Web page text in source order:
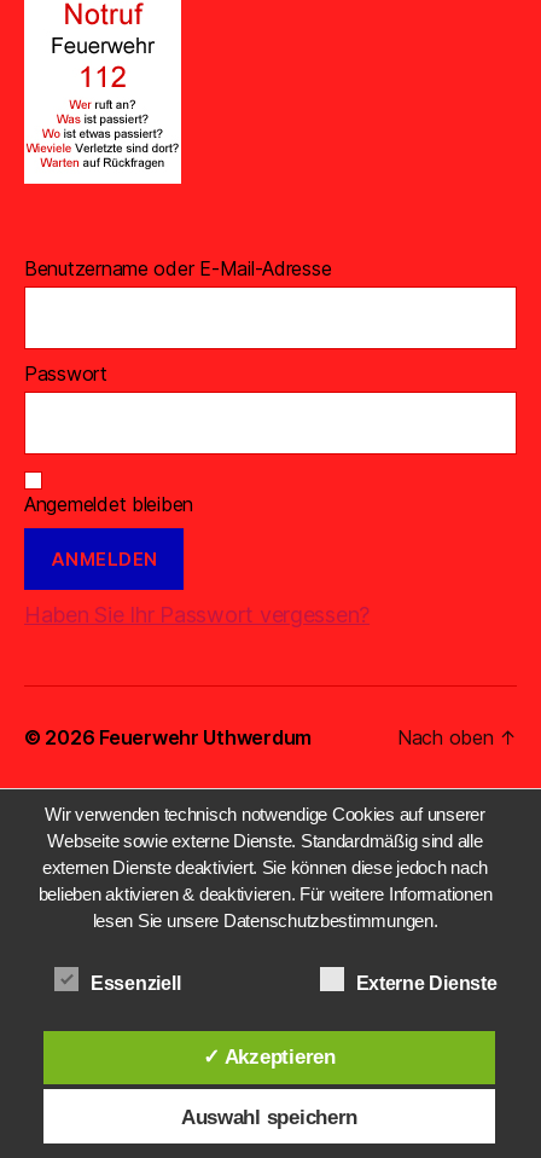
Benutzername oder E-Mail-Adresse
Passwort
Angemeldet bleiben
Haben Sie Ihr Passwort vergessen?
© 2026 Feuerwehr Uthwerdum Nach oben ↑
Wir verwenden technisch notwendige Cookies auf unserer
Webseite sowie externe Dienste. Standardmäßig sind alle
externen Dienste deaktiviert. Sie können diese jedoch nach
belieben aktivieren & deaktivieren. Für weitere Informationen
lesen Sie unsere Datenschutzbestimmungen.
Essenziell Externe Dienste
✓ Akzeptieren
Auswahl speichern